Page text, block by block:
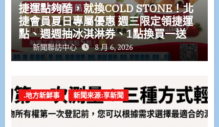
捷運點夠酷，就換COLD STONE！北
捷會員夏日專屬優惠 週三限定領捷運
點、週週抽冰淇淋券、1點換買一送一
優惠券
新聞聯訪中心 8 月 6, 2026
.地方新鮮事 新聞來源:享新聞